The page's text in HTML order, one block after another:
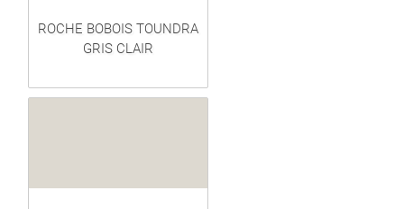
ROCHE BOBOIS TOUNDRA
GRIS CLAIR